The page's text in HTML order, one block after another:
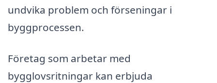
undvika problem och förseningar i
byggprocessen.
Företag som arbetar med
bygglovsritningar kan erbjuda